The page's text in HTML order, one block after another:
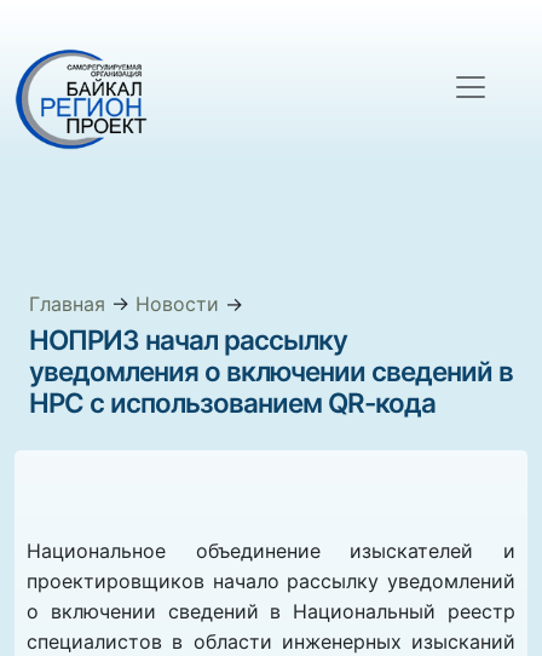
Главная → Новости →
НОПРИЗ начал рассылку
уведомления о включении сведений в
НРС с использованием QR-кода
Национальное объединение изыскателей и
проектировщиков начало рассылку уведомлений
о включении сведений в Национальный реестр
специалистов в области инженерных изысканий